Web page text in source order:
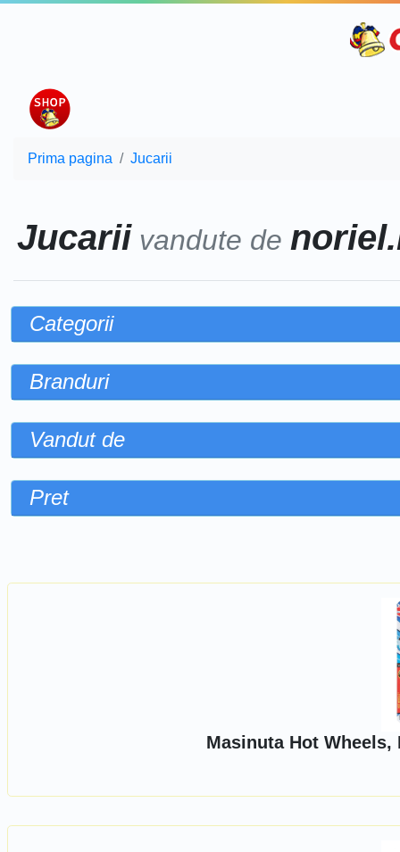
Prima pagina Jucarii
Jucariivandute de
Categorii
Branduri
Vandut de
Pret
Masinuta Hot Wheels,